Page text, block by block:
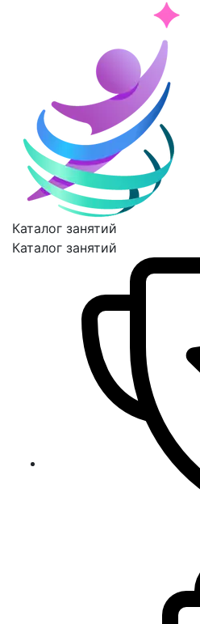
Каталог занятий
Каталог занятий